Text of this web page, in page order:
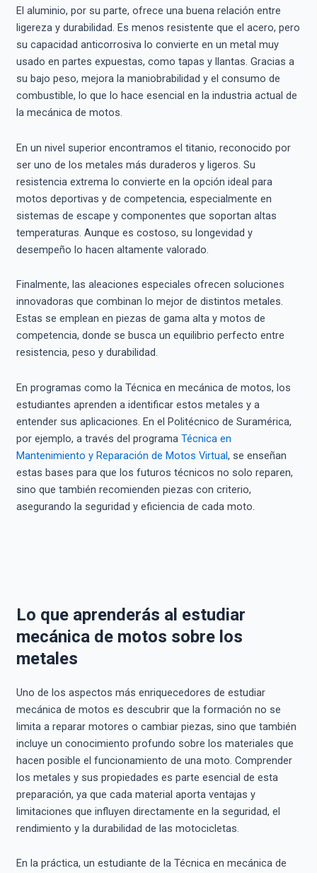
El aluminio, por su parte, ofrece una buena relación entre
ligereza y durabilidad. Es menos resistente que el acero, pero
su capacidad anticorrosiva lo convierte en un metal muy
usado en partes expuestas, como tapas y llantas. Gracias a
su bajo peso, mejora la maniobrabilidad y el consumo de
combustible, lo que lo hace esencial en la industria actual de
la mecánica de motos.
En un nivel superior encontramos el titanio, reconocido por
ser uno de los metales más duraderos y ligeros. Su
resistencia extrema lo convierte en la opción ideal para
motos deportivas y de competencia, especialmente en
sistemas de escape y componentes que soportan altas
temperaturas. Aunque es costoso, su longevidad y
desempeño lo hacen altamente valorado.
Finalmente, las aleaciones especiales ofrecen soluciones
innovadoras que combinan lo mejor de distintos metales.
Estas se emplean en piezas de gama alta y motos de
competencia, donde se busca un equilibrio perfecto entre
resistencia, peso y durabilidad.
En programas como la Técnica en mecánica de motos, los
estudiantes aprenden a identificar estos metales y a
entender sus aplicaciones. En el Politécnico de Suramérica,
por ejemplo, a través del programa Técnica en
Mantenimiento y Reparación de Motos Virtual, se enseñan
estas bases para que los futuros técnicos no solo reparen,
sino que también recomienden piezas con criterio,
asegurando la seguridad y eficiencia de cada moto.
Lo que aprenderás al estudiar
mecánica de motos sobre los
metales
Uno de los aspectos más enriquecedores de estudiar
mecánica de motos es descubrir que la formación no se
limita a reparar motores o cambiar piezas, sino que también
incluye un conocimiento profundo sobre los materiales que
hacen posible el funcionamiento de una moto. Comprender
los metales y sus propiedades es parte esencial de esta
preparación, ya que cada material aporta ventajas y
limitaciones que influyen directamente en la seguridad, el
rendimiento y la durabilidad de las motocicletas.
En la práctica, un estudiante de la Técnica en mecánica de